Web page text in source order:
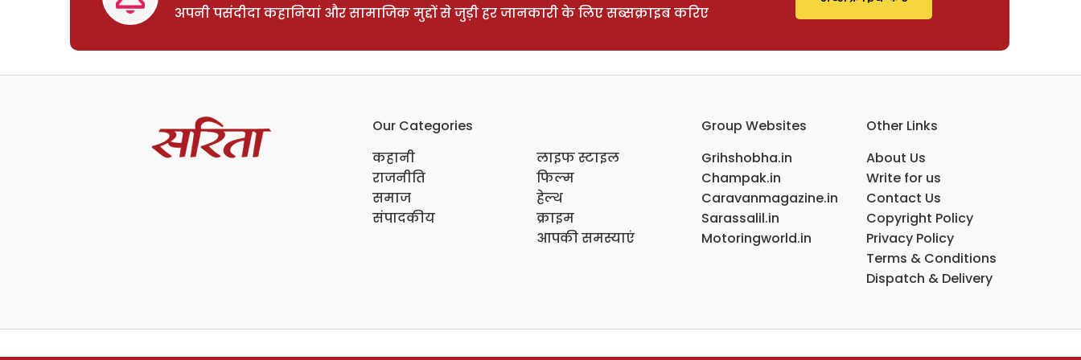
अपनी पसंदीदा कहानियां और सामाजिक मुद्दों से जुड़ी हर जानकारी के लिए सब्सक्राइब करिए
Our Categories
कहानी
राजनीति
समाज
संपादकीय
लाइफ स्टाइल
फिल्म
हेल्थ
क्राइम
आपकी समस्याएं
Group Websites
Grihshobha.in
Champak.in
Caravanmagazine.in
Sarassalil.in
Motoringworld.in
Other Links
About Us
Write for us
Contact Us
Copyright Policy
Privacy Policy
Terms & Conditions
Dispatch & Delivery